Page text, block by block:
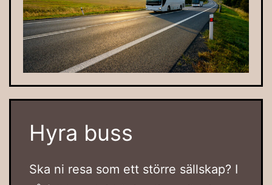
Hyra buss
Ska ni resa som ett större sällskap? I